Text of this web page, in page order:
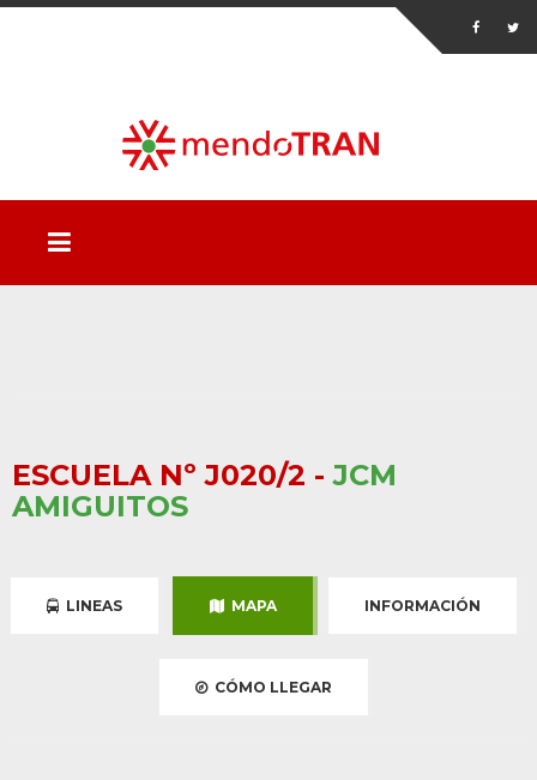
ESCUELA Nº J020/2 -JCM
AMIGUITOS
LINEAS MAPA INFORMACIÓN
CÓMO LLEGAR